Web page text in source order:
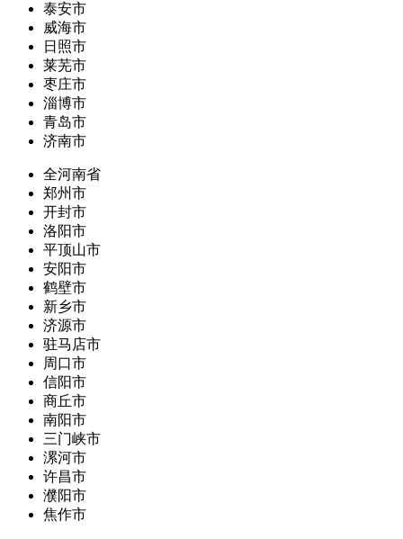
泰安市
威海市
日照市
莱芜市
枣庄市
淄博市
青岛市
济南市
全河南省
郑州市
开封市
洛阳市
平顶山市
安阳市
鹤壁市
新乡市
济源市
驻马店市
周口市
信阳市
商丘市
南阳市
三门峡市
漯河市
许昌市
濮阳市
焦作市